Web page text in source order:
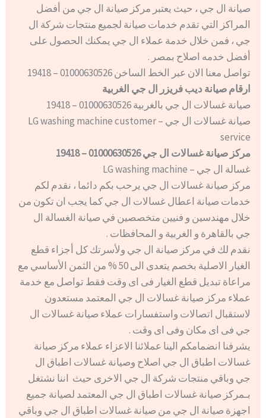
صيانة ال جي ، حيث يعتبر مركز صيانة ال جي من أفضل
المراكز التي تقدم خدمات صيانة لجميع منتجات شركة ال
جي ، فمن خلال خدمة عملاء ال جي يمكنك الحصول على
أفضل خدمه اصلاح بمصر .
تواصل معنا الان عبر الخط الساخن 01000630526 – 19418
ارقام صيانة ديب فريزر ال جي الغربية
صيانة غسالات ال جي بالغربية 01000630526 – 19418
صيانة غسالات ال جي – LG washing machine customer
service
مركز صيانة غسالات ال جي 01000630526 – 19418
غسالة ال جي – LG washing machine
مركز صيانة غسالات ال جي يرحب بكم دائما ، نقدم لكم
خدمات صيانة اعطال غسالات ال جي كما يجب ان تكون من
خلال مهندسين و فنيين متخصصين في صيانة الغسالة ال
جي بالقاهرة و الغربية و المحافظات .
نقدم لك في مركز صيانة ال جي ولأسرتك كل أجزاء قطع
الغيار الاصلية بخصم يتعدى الى 50 % من الثمن الأساسي مع
مراعاة تبديل قطع الغيار فى اى وقت فقط تواصل مع خدمة
عملاء مركز صيانة غسالات ال جي المعتمد مستعدون
لاستقبال اتصالات واستفسارات عملاء صيانة غسالات ال
جي فى اى مكان وفى اى وقت .
يشرفنا انضمامكم الينا عملائنا الاعزاء عملاء مركز صيانة
غسالات اطباق ال جي اصلاح وصيانة غسالات اطباق ال
جي وباقي منتجات شركة ال جي الاخرى حيث اننا نشتغل
بـمركز صيانة غسالات اطباق ال جي المعتمد لصيانة جميع
اجهزة صيانة ال جي من صيانة غسالات اطباق ال جي وباقي